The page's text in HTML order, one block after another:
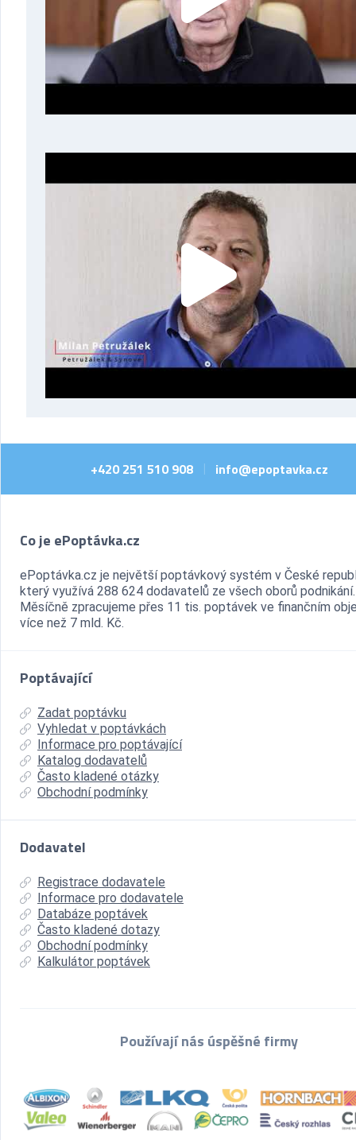
+420 251 510 908 info@epoptavka.cz
Co je ePoptávka.cz
ePoptávka.cz je největší poptávkový systém v České
který využívá 288 624 dodavatelů ze všech oborů podnikání.
Měsíčně zpracujeme přes 11 tis. poptávek ve finančním
více než 7 mld. Kč.
Poptávající
Zadat poptávku
Vyhledat v poptávkách
Informace pro poptávající
Katalog dodavatelů
Často kladené otázky
Obchodní podmínky
Dodavatel
Registrace dodavatele
Informace pro dodavatele
Databáze poptávek
Často kladené dotazy
Obchodní podmínky
Kalkulátor poptávek
Používají nás úspěšné firmy